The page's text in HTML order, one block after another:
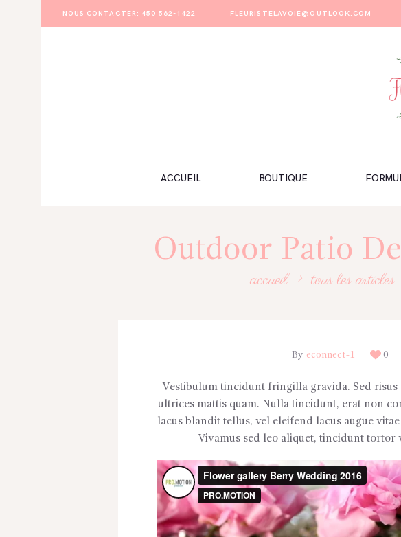
NOUS CONTACTER: 450 562-1422 FLEURISTELAVOIE@OUTLOOK.COM
ACCUEIL BOUTIQUE
Outdoor Patio
accueil tous les articles
By econnect-1 0
Vestibulum tincidunt fringilla gravida. Sed risus
ultrices mattis quam. Nulla tincidunt, erat non
lacus blandit tellus, vel eleifend lacus augue
Vivamus sed leo aliquet, tincidunt tortor